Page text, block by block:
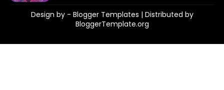
Design by - Blogger Templates | Distributed by
BloggerTemplate.org